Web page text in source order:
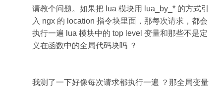
请教个问题。如果把 lua 模块用 lua_by_* 的方式引
入 ngx 的 location 指令块里面，那每次请求，都会
执行一遍 lua 模块中的 top level 变量和那些不是定
义在函数中的全局代码块吗 ？
我测了一下好像每次请求都执行一遍 ？那全局变量